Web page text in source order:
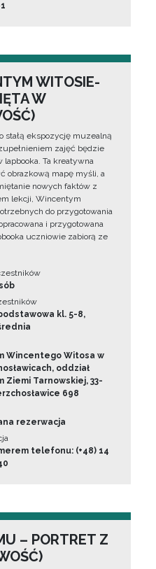
WITOSIE-
W
stałą ekspozycję muzealną
zajęć będzie
Ta kreatywna
obrazkową mapę myśli, a
nowych faktów z
lekcji, Wincentym
do przygotowania
i przygotowana
uczniowie zabiorą ze
kl. 5-8,
Wincentego Witosa w
oddział
Ziemi Tarnowskiej, 33-
698
rezerwacja
telefonu: (+48) 14
– PORTRET Z